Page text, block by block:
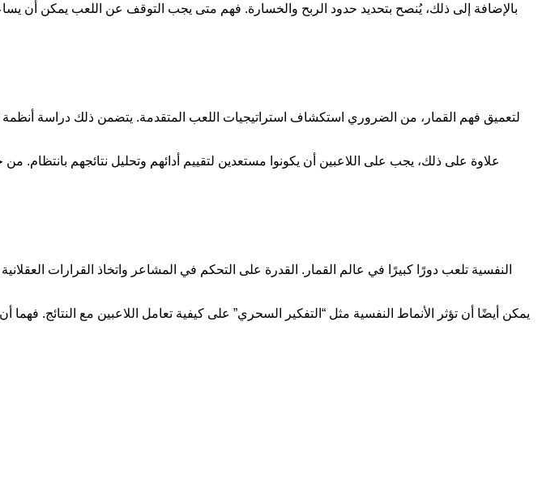
بالإضافة إلى ذلك، يُنصح بتحديد حدود الربح والخسارة. فهم متى يجب التوقف عن اللعب يمكن أن
لتعميق فهم القمار، من الضروري استكشاف استراتيجيات اللعب المتقدمة. يتضمن ذلك دراسة أنظمة
علاوة على ذلك، يجب على اللاعبين أن يكونوا مستعدين لتقييم أدائهم وتحليل نتائجهم بانتظام.
النفسية تلعب دورًا كبيرًا في عالم القمار. القدرة على التحكم في المشاعر واتخاذ القرارات
يمكن أيضًا أن تؤثر الأنماط النفسية مثل “التفكير السحري” على كيفية تعامل اللاعبين مع النتائج.